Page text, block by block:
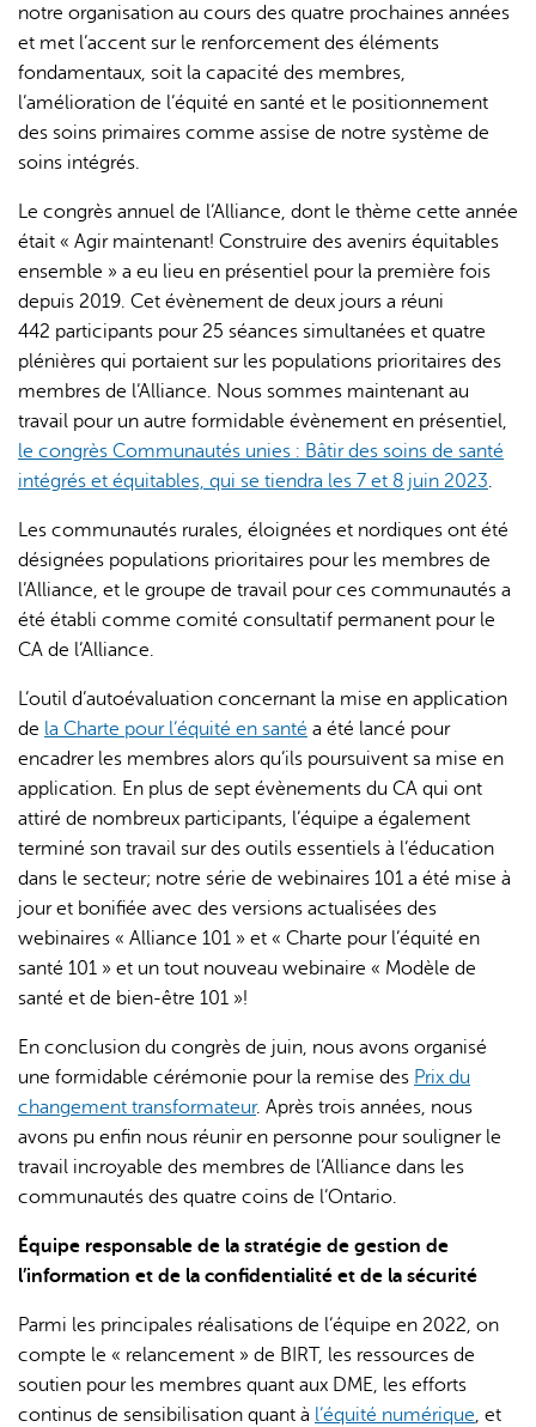
external)
notre organisation au cours des quatre prochaines années
et met l’accent sur le renforcement des éléments
fondamentaux, soit la capacité des membres,
l’amélioration de l’équité en santé et le positionnement
des soins primaires comme assise de notre système de
soins intégrés.
Le congrès annuel de l’Alliance, dont le thème cette année
était « Agir maintenant! Construire des avenirs équitables
ensemble » a eu lieu en présentiel pour la première fois
depuis 2019. Cet évènement de deux jours a réuni
442 participants pour 25 séances simultanées et quatre
plénières qui portaient sur les populations prioritaires des
membres de l’Alliance. Nous sommes maintenant au
travail pour un autre formidable évènement en présentiel,
le congrès Communautés unies : Bâtir des soins de santé
intégrés et équitables, qui se tiendra les 7 et 8 juin 2023.
Les communautés rurales, éloignées et nordiques ont été
désignées populations prioritaires pour les membres de
l’Alliance, et le groupe de travail pour ces communautés a
été établi comme comité consultatif permanent pour le
CA de l’Alliance.
L’outil d’autoévaluation concernant la mise en application
de la Charte pour l’équité en santé a été lancé pour
encadrer les membres alors qu’ils poursuivent sa mise en
application. En plus de sept évènements du CA qui ont
attiré de nombreux participants, l’équipe a également
terminé son travail sur des outils essentiels à l’éducation
dans le secteur; notre série de webinaires 101 a été mise à
jour et bonifiée avec des versions actualisées des
webinaires « Alliance 101 » et « Charte pour l’équité en
santé 101 » et un tout nouveau webinaire « Modèle de
santé et de bien-être 101 »!
En conclusion du congrès de juin, nous avons organisé
une formidable cérémonie pour la remise des Prix du
changement transformateur. Après trois années, nous
avons pu enfin nous réunir en personne pour souligner le
travail incroyable des membres de l’Alliance dans les
communautés des quatre coins de l’Ontario.
Équipe responsable de la stratégie de gestion de
l’information et de la confidentialité et de la sécurité
Parmi les principales réalisations de l’équipe en 2022, on
compte le « relancement » de BIRT, les ressources de
soutien pour les membres quant aux DME, les efforts
continus de sensibilisation quant à l’équité numérique, et